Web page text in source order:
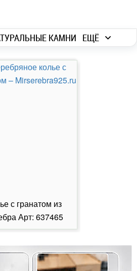
КАМНИ ЕЩЁ
с гранатом из
Арт: 637465